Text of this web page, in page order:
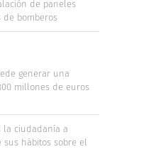
de paneles
de bomberos
generar una
millones de euros
la ciudadanía a
hábitos sobre el